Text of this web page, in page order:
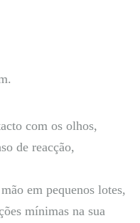
com os olhos,
de reacção,
em pequenos lotes,
mínimas na sua